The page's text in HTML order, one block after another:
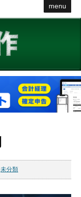
menu
未分類